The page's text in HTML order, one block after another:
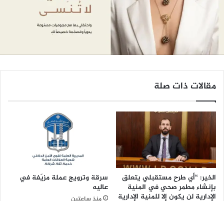
مقالات ذات صلة
الخير: “أي طرح مستقبلي يتعلق
بإنشاء مطمر صحي في المنية
الإدارية لن يكون إلا للمنية الإدارية
سرقة وترويج عملة مزيّفة في
عاليه
منذ ساعتين